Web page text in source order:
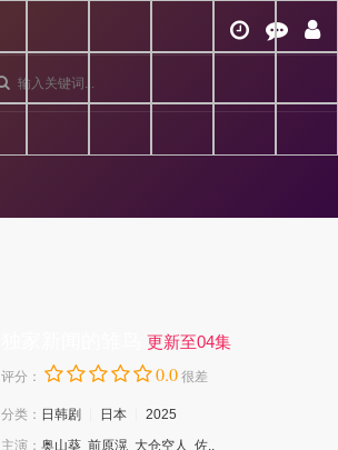
更新至04集
评分： 0.0 很差
分类： 日韩剧 日本
2025
主演： 奥山葵 前原滉 大仓空人 佐..